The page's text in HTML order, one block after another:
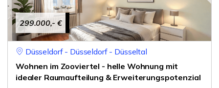
299.000,- €
Düsseldorf - Düsseldorf - Düsseltal
Wohnen im Zooviertel - helle Wohnung mit
idealer Raumaufteilung & Erweiterungspotenzial